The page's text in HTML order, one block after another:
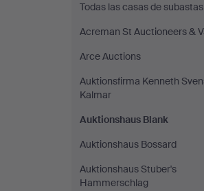
Todas las casas de subastas
Acreman St Auctioneers &
Arce Auctions
Auktionsfirma Kenneth
Kalmar
Auktionshaus Blank
Auktionshaus Bossard
Auktionshaus Stuber's
Hammerschlag